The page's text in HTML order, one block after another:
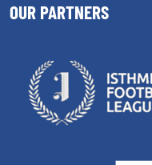
OUR PARTNERS